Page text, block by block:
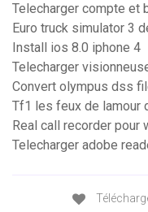
Telecharger compte et
Euro truck simulator 3
Install ios 8.0 iphone 4
Telecharger
Convert olympus dss
Tf1 les feux de lamour
Real call recorder pour
Telecharger adobe